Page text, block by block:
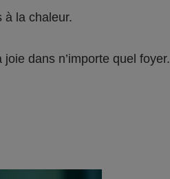
à la chaleur.
dans n’importe quel foyer.